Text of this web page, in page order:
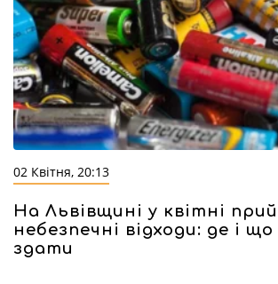
02 Квітня, 20:13
На Львівщині у квітні
небезпечні відходи: де і
здати